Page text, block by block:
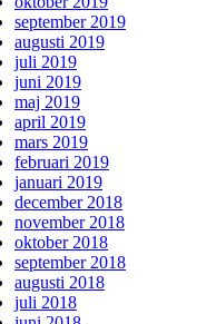
september 2019
augusti 2019
juli 2019
juni 2019
maj 2019
april 2019
mars 2019
februari 2019
januari 2019
december 2018
november 2018
oktober 2018
september 2018
augusti 2018
juli 2018